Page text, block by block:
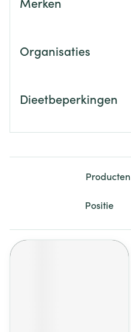
Organisaties
Dieetbeperkingen
Producten
Sorteer op: